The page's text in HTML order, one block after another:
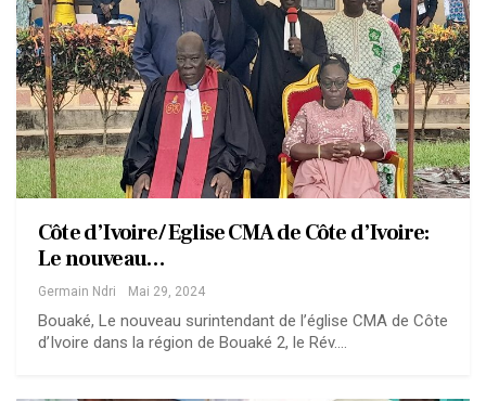
Côte d’Ivoire/ Eglise CMA de Côte d’Ivoire:
Le nouveau…
Germain Ndri Mai 29, 2024
Bouaké, Le nouveau surintendant de l’église CMA de Côte
d’Ivoire dans la région de Bouaké 2, le Rév.…